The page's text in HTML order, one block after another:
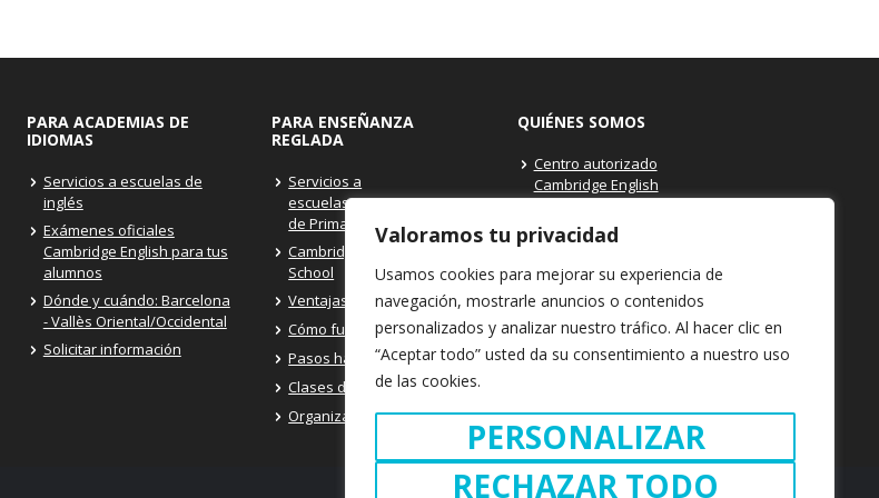
Valoramos tu privacidad
Usamos cookies para mejorar su experiencia de
navegación, mostrarle anuncios o contenidos
personalizados y analizar nuestro tráfico. Al hacer clic en
“Aceptar todo” usted da su consentimiento a nuestro uso
de las cookies.
PERSONALIZAR
RECHAZAR TODO
PARA ACADEMIAS DE
IDIOMAS
Servicios a escuelas de
inglés
Exámenes oficiales
Cambridge English para tus
alumnos
Dónde y cuándo: Barcelona
- Vallès Oriental/Occidental
Solicitar información
PARA ENSEÑANZA
REGLADA
Servicios a
escuelas/institutos Centros
de Primaria y Secundaria
Cambridge Exams at Your
School
Ventajas del Programa
Cómo funciona
Pasos hacia el examen
Clases de preparación
Organizar tu convocatoria
QUIÉNES SOMOS
Centro autorizado
Cambridge English
Dónde estamos: Granollers
Contacto Cambridge School